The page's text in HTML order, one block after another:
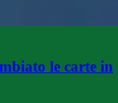
le carte in